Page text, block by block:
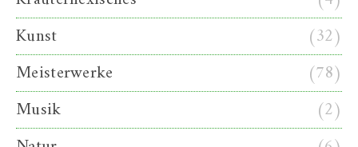
Kunst
(32)
Meisterwerke
(78)
Musik
(2)